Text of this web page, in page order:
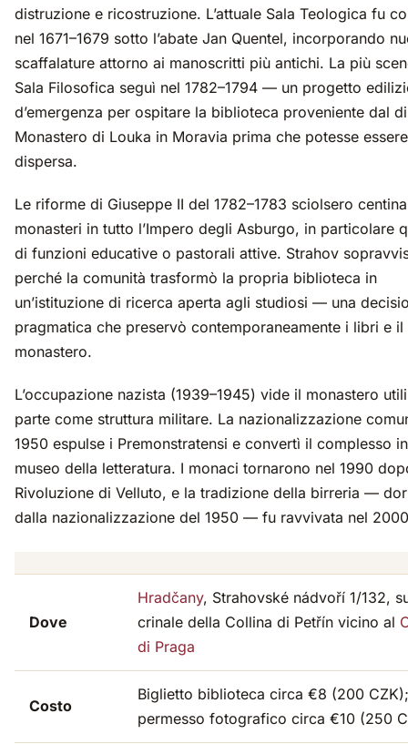
distruzione e ricostruzione. L’attuale Sala Teologica fu
nel 1671–1679 sotto l’abate Jan Quentel, incorporando
scaffalature attorno ai manoscritti più antichi. La più
Sala Filosofica seguì nel 1782–1794 — un progetto
d’emergenza per ospitare la biblioteca proveniente dal
Monastero di Louka in Moravia prima che potesse essere
dispersa.
Le riforme di Giuseppe II del 1782–1783 sciolsero
monasteri in tutto l’Impero degli Asburgo, in particolare
di funzioni educative o pastorali attive. Strahov
perché la comunità trasformò la propria biblioteca in
un’istituzione di ricerca aperta agli studiosi — una
pragmatica che preservò contemporaneamente i libri e il
monastero.
L’occupazione nazista (1939–1945) vide il monastero
parte come struttura militare. La nazionalizzazione
1950 espulse i Premonstratensi e convertì il complesso
museo della letteratura. I monaci tornarono nel 1990
Rivoluzione di Velluto, e la tradizione della birreria —
dalla nazionalizzazione del 1950 — fu ravvivata nel
Dove
Hradčany, Strahovské nádvoří 1/132,
crinale della Collina di Petřín vicino al
di Praga
Costo
Biglietto biblioteca circa €8 (200
permesso fotografico circa €10 (250